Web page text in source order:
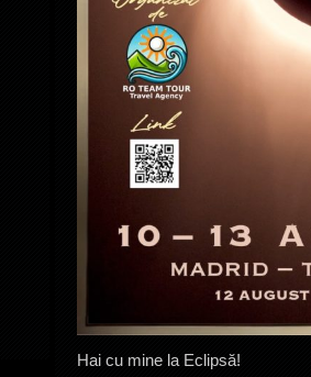
Hai cu mine la Eclipsă!